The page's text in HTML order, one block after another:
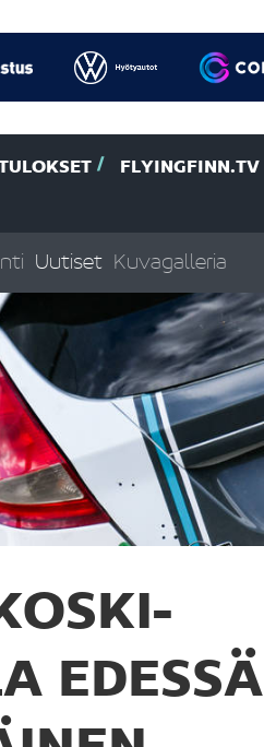
FLYINGFINN.TV
Uutiset Kuvagalleria
EDESSÄ